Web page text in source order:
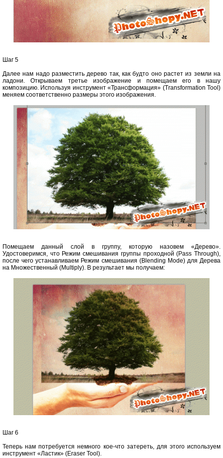
Шаг 5
Далее нам надо разместить дерево так, как будто оно растет из земли на
ладони. Открываем третье изображение и помещаем его в нашу
композицию. Используя инструмент «Трансформация» (Transformation Tool)
меняем соответственно размеры этого изображения.
Помещаем данный слой в группу, которую назовем «Дерево».
Удостоверимся, что Режим смешивания группы проходной (Pass Through),
после чего устанавливаем Режим смешивания (Blending Mode) для Дерева
на Множественный (Multiply). В результает мы получаем:
Шаг 6
Теперь нам потребуется немного кое-что затереть, для этого используем
инструмент «Ластик» (Eraser Tool).